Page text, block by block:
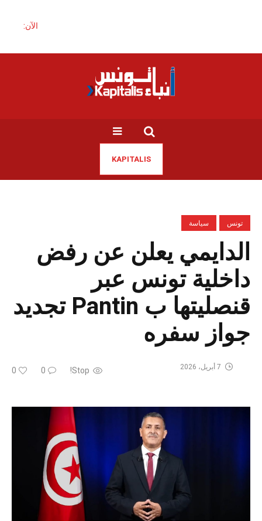
الآن:
KAPITALIS
تونس سياسة
الدايمي يعلن عن رفض
داخلية تونس عبر
قنصليتها ب Pantin تجديد
جواز سفره
Stop!
0
0 7 أبريل، 2026